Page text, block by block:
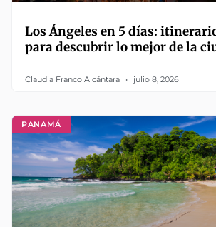
Los Ángeles en 5 días:
para descubrir lo mejor de la
Claudia Franco Alcántara julio 8, 2026
PANAMÁ